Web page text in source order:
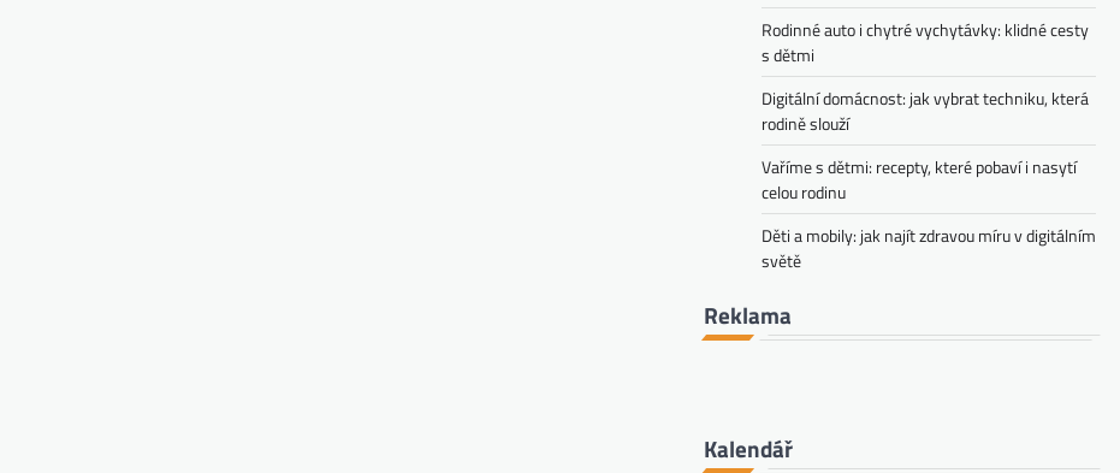
Rodinné auto i chytré vychytávky: klidné cesty
s dětmi
Digitální domácnost: jak vybrat techniku, která
rodině slouží
Vaříme s dětmi: recepty, které pobaví i nasytí
celou rodinu
Děti a mobily: jak najít zdravou míru v digitálním
světě
Reklama
Kalendář